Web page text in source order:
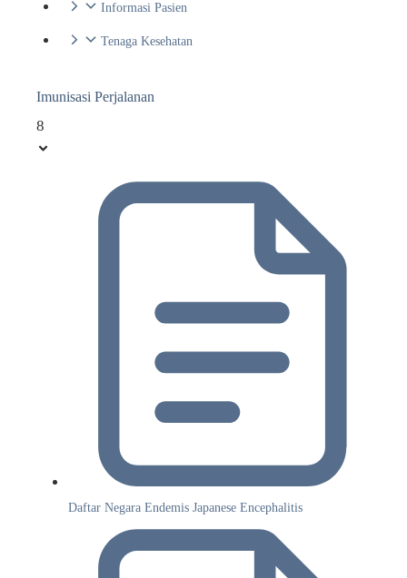
Informasi Pasien
Tenaga Kesehatan
Imunisasi Perjalanan
8
Daftar Negara Endemis Japanese Encephalitis